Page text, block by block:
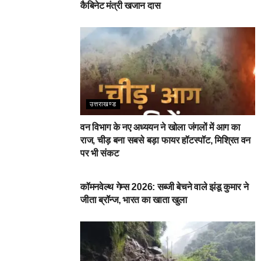
कैबिनेट मंत्री खजान दास
उत्तराखण्ड
वन विभाग के नए अध्ययन ने खोला जंगलों में आग का
राज, चीड़ बना सबसे बड़ा फायर हॉटस्पॉट, मिश्रित वन
पर भी संकट
कॉमनवेल्थ गेम्स 2026: सब्जी बेचने वाले झंडू कुमार ने
जीता ब्रॉन्ज, भारत का खाता खुला